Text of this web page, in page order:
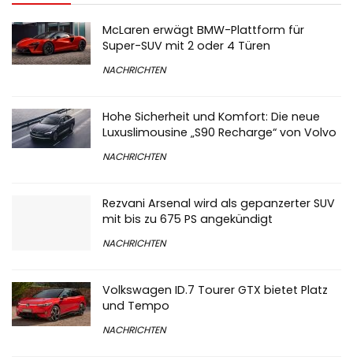
McLaren erwägt BMW-Plattform für
Super-SUV mit 2 oder 4 Türen
NACHRICHTEN
Hohe Sicherheit und Komfort: Die neue
Luxuslimousine „S90 Recharge“ von Volvo
NACHRICHTEN
Rezvani Arsenal wird als gepanzerter SUV
mit bis zu 675 PS angekündigt
NACHRICHTEN
Volkswagen ID.7 Tourer GTX bietet Platz
und Tempo
NACHRICHTEN